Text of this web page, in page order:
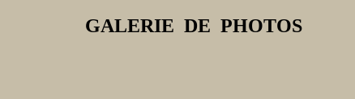
GALERIE DE PHOTOS